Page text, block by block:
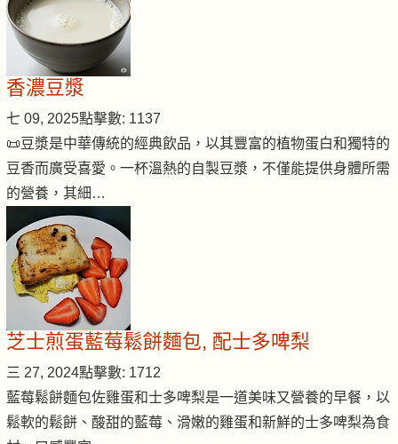
香濃豆漿
七 09, 2025點擊數: 1137
📜豆漿是中華傳統的經典飲品，以其豐富的植物蛋白和獨特的
豆香而廣受喜愛。一杯溫熱的自製豆漿，不僅能提供身體所需
的營養，其細…
芝士煎蛋藍莓鬆餅麵包, 配士多啤梨
三 27, 2024點擊數: 1712
藍莓鬆餅麵包佐雞蛋和士多啤梨是一道美味又營養的早餐，以
鬆軟的鬆餅、酸甜的藍莓、滑嫩的雞蛋和新鮮的士多啤梨為食